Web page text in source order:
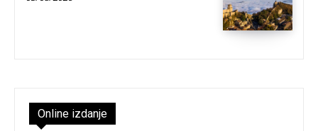
Online izdanje